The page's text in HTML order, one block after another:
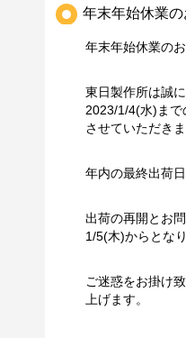
年末年始休業
年末年始休業の
東日製作所は誠
2023/1/4(水)ま
させていただきま
年内の最終出荷
出荷の再開とお
1/5(木)からとなり
ご迷惑をお掛け
上げます。